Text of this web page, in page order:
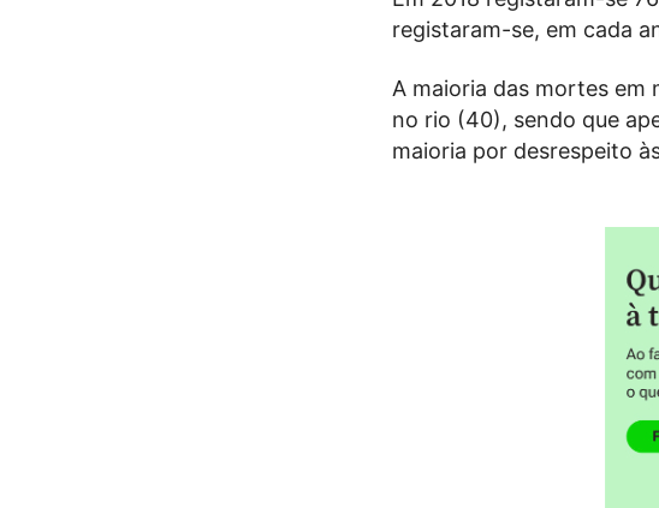
registaram-se, em cada
A maioria das mortes em
no rio (40), sendo que
maioria por desrespeito